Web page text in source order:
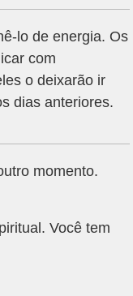
lo de energia. Os
com
o deixarão ir
dias anteriores.
momento.
Você tem